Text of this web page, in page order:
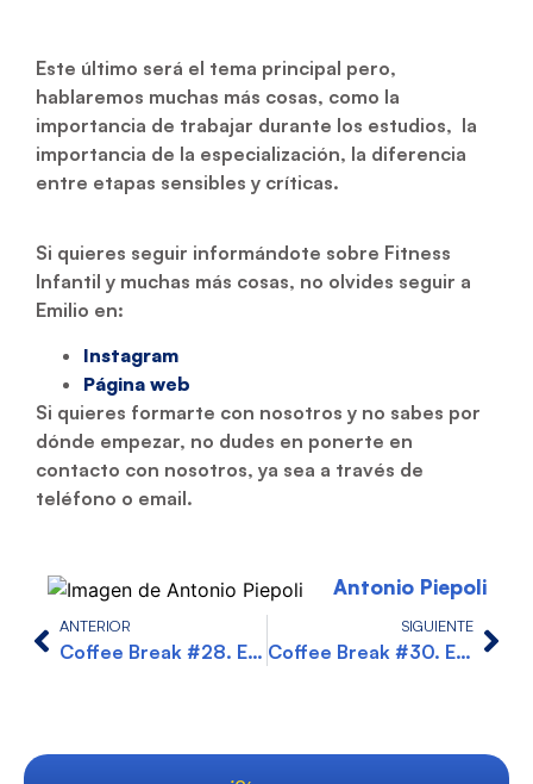
Este último será el tema principal pero,
hablaremos muchas más cosas, como la
importancia de trabajar durante los estudios, la
importancia de la especialización, la diferencia
entre etapas sensibles y críticas.
Si quieres seguir informándote sobre Fitness
Infantil y muchas más cosas, no olvides seguir a
Emilio en:
Instagram
Página web
Si quieres formarte con nosotros y no sabes por
dónde empezar, no dudes en ponerte en
contacto con nosotros, ya sea a través de
teléfono o email.
Antonio Piepoli
ANTERIOR
Coffee Break #28. Emprendimiento antes, durante y después del Covid, con Evaristo Molina
SIGUIENTE
Coffee Break #30. Entrenamiento Pliométrico, con Pablo Bonilla